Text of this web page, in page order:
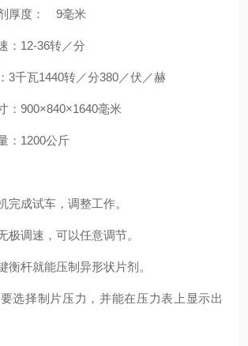
度： 9毫米
12-36转／分
瓦1440转／分380／伏／赫
900×840×1640毫米
1200公斤
成试车，调整工作。
调速，可以任意调节。
杆就能压制异形状片剂。
择制片压力，并能在压力表上显示出